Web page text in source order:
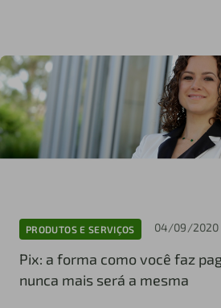
PRODUTOS E SERVIÇOS 04/09/2020
Pix: a forma como você faz
nunca mais será a mesma